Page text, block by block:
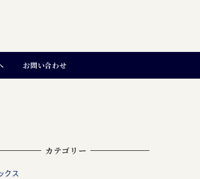
お問い合わせ
カテゴリー
クス